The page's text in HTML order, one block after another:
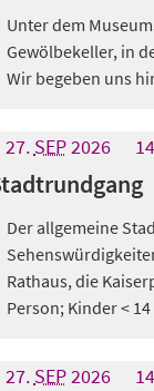
Unter dem
Gewölbekeller, in
Wir begeben uns
27. SEP2026
Der allgemeine
Rathaus, die
Person; Kinder <
27. SEP2026